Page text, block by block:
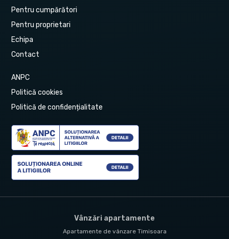
Pentru cumpărători
Pentru proprietari
Echipa
Contact
ANPC
Politică cookies
Politică de confidențialitate
Vânzări apartamente
Apartamente de vânzare Timisoara